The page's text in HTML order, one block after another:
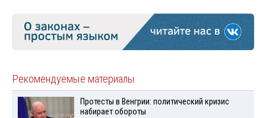
Рекомендуемые материалы
Протесты в Венгрии: политический кризис
набирает обороты